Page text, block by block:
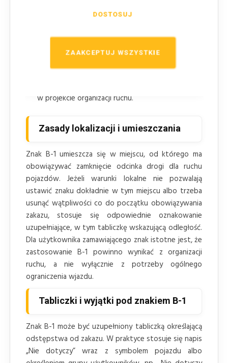
ZAAKCEPTUJ WSZYSTKIE
DOSTOSUJ
określonych pojazdów, np. autobusów
służb miejskich.
w projekcie organizacji ruchu.
Zasady lokalizacji i umieszczania
Znak B-1 umieszcza się w miejscu, od którego ma
obowiązywać zamknięcie odcinka drogi dla ruchu
pojazdów. Jeżeli warunki lokalne nie pozwalają
ustawić znaku dokładnie w tym miejscu albo trzeba
usunąć wątpliwości co do początku obowiązywania
zakazu, stosuje się odpowiednie oznakowanie
uzupełniające, w tym tabliczkę wskazującą odległość.
Dla użytkownika zamawiającego znak istotne jest, że
zastosowanie B-1 powinno wynikać z organizacji
ruchu, a nie wyłącznie z potrzeby ogólnego
ograniczenia wjazdu.
Tabliczki i wyjątki pod znakiem B-1
Znak B-1 może być uzupełniony tabliczką określającą
odstępstwa od zakazu. W praktyce stosuje się napis
„Nie dotyczy” wraz z symbolem pojazdu albo